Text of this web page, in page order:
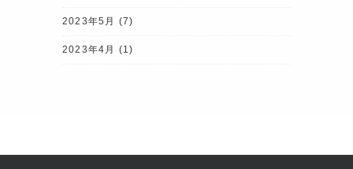
2023年5月 (7)
2023年4月 (1)